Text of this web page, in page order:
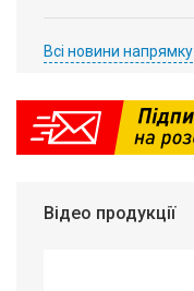
Всі новини напрямку
Відео продукції